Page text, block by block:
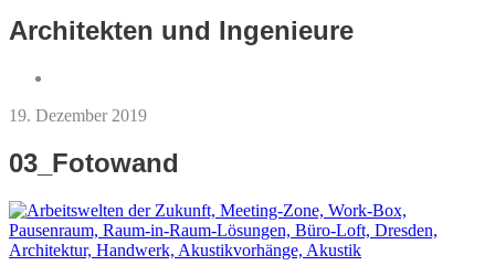
Architekten und Ingenieure
19. Dezember 2019
03_Fotowand